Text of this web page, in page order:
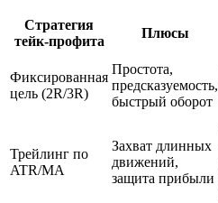
Стратегия
тейк‑профита
Плюсы
Фиксированная
цель (2R/3R)
Простота,
предсказуемость,
быстрый оборот
Трейлинг по
ATR/MA
Захват длинных
движений,
защита прибыли